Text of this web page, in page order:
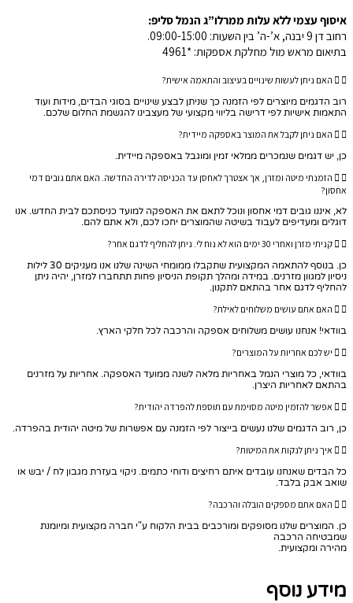
מידע נוסף
האם ניתן לעשות שינויים בעיצוב והתאמה אישית?
רוב הדגמים מיוצרים לפי הזמנה כך שניתן לבצע שינויים בסוגי הבדים, מידות ועוד
התאמות אישיות לפי דרישה בליווי מקצועי של מעצבינו להגשמת החלום שלכם.
האם ניתן לקבל את המוצר באספקה מיידית?
כן, יש דגמים שנמכרים ממלאי זמין ומוגבל באספקה מיידית.
הזמנתי מיטה ומזרן, אך אצטרך לאחסן עד הכניסה לדירה החדשה. האם אתם גובים דמי
אחסון?
לא, איננו גובים דמי אחסון ונוכל לתאם את האספקה למועד כניסתכם לבית החדש. אנו
דוגלים ומעדיפים לעבוד בשיטה שהמוצרים יחכו לכם, ולא אתם להם.
קניתי מזרן ואחרי 30 ימים הוא לא נוח לי. ניתן להחליף לדגם אחר?
כן. בנוסף להתאמה המקצועית שתקבלו ממומחי השינה שלנו אנו מעניקים 30 לילות
ניסיון למגוון מזרנים. במידה ומהלך תקופת הניסיון פחות תתחברו למזרן, יהיה ניתן
להחליף לדגם אחר בהתאם לתקנון.
האם אתם עושים משלוחים לאילת?
בוודאי! אנחנו עושים משלוחים אספקה והרכבה לכל חלקי הארץ.
יש לכם אחריות על המוצרים?
בוודאי, כל מוצרי הנמל באחריות מלאה לשנה ממועד האספקה. אחריות על מזרנים
בהתאם לאחריות היצרן.
אפשר להזמין מיטה מסוימת עם תוספת להפרדה יהודית?
כן, רוב הדגמים שלנו נעשים בייצור לפי הזמנה עם אפשרות של מיטה יהודית בהפרדה.
איך ניתן לנקות את המיטות?
כל הבדים שאנחנו עובדים איתם רחיצים ודוחי כתמים. ניקוי בעזרת מגבון לח / יבש או
שואב אבק בלבד.
האם אתם מספקים הובלה והרכבה?
כן. המוצרים שלנו מסופקים ומורכבים בבית הלקוח ע"י חברה מקצועית ומיומנת
שמבטיחה הרכבה
מהירה ומקצועית.
איסוף עצמי ללא עלות ממרלו”ג הנמל סליפ:
רחוב דן 9 יבנה, א’-ה’ בין השעות: 09:00-15:00.
בתיאום מראש מול מחלקת אספקות: *4961